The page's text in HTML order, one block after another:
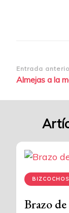
de
Entrada
Almejas a la
Brazo